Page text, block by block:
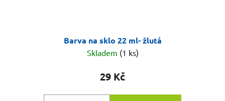
Barva na sklo 22 ml- žlutá
Skladem (1 ks)
29 Kč